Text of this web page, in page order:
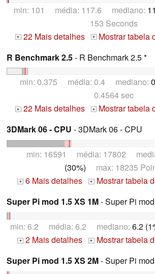
min: 101 média: 117.6 mediano:
153 Seconds
+ 22 Mais detalhes +
Mostrar tabela
R Benchmark 2.5- R Benchmark 2.5 *
min: 0.375 média: 0.4 mediano:
0.4564 sec
+ 22 Mais detalhes +
Mostrar tabela
3DMark 06 - CPU - 3DMark 06 - CPU
min: 16591 média: 17802
(30%) max: 18235
+ 6 Mais detalhes + Mostrar tabela
Super Pi mod 1.5 XS 1M- Super Pi
min: 6.2 média: 6.2 mediano: 6.2
+ 2 Mais detalhes + Mostrar tabela
Super Pi mod 1.5 XS 2M- Super Pi